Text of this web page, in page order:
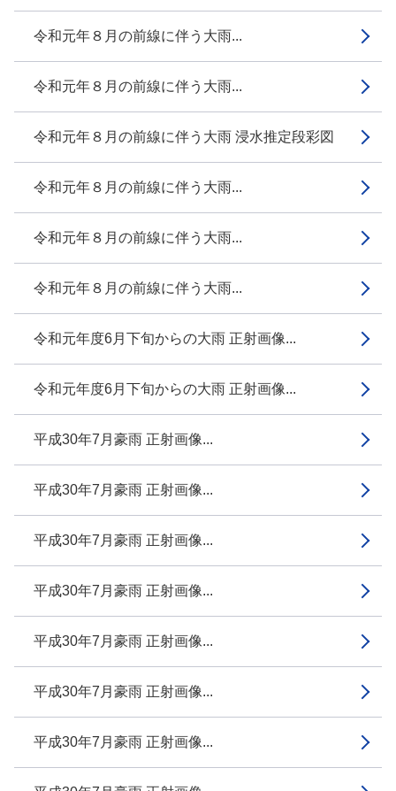
令和元年８月の前線に伴う大雨...
令和元年８月の前線に伴う大雨...
令和元年８月の前線に伴う大雨 浸水推定段彩図
令和元年８月の前線に伴う大雨...
令和元年８月の前線に伴う大雨...
令和元年８月の前線に伴う大雨...
令和元年度6月下旬からの大雨 正射画像...
令和元年度6月下旬からの大雨 正射画像...
平成30年7月豪雨 正射画像...
平成30年7月豪雨 正射画像...
平成30年7月豪雨 正射画像...
平成30年7月豪雨 正射画像...
平成30年7月豪雨 正射画像...
平成30年7月豪雨 正射画像...
平成30年7月豪雨 正射画像...